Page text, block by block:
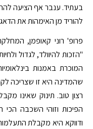
בעתיד. ענבר אף הציעה
להוריד מן האימהות את
פרופ' רוני קאופמן,
"הזכות להיוולד, לגדול
המוכרת באמנות
שהמדינה היא זו שצריכה
רצון טוב. תינוק שאינו
הפיכות וזוהי השכבה הכי
ודווקא היא מקבלת